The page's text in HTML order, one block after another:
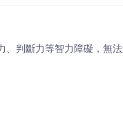
判斷力等智力障礙，無